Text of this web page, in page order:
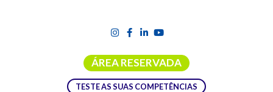
ÁREA RESERVADA
TESTE AS SUAS COMPETÊNCIAS